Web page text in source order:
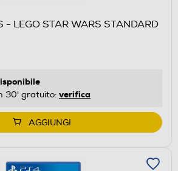
- LEGO STAR WARS STANDARD
30' gratuito: verifica
AGGIUNGI